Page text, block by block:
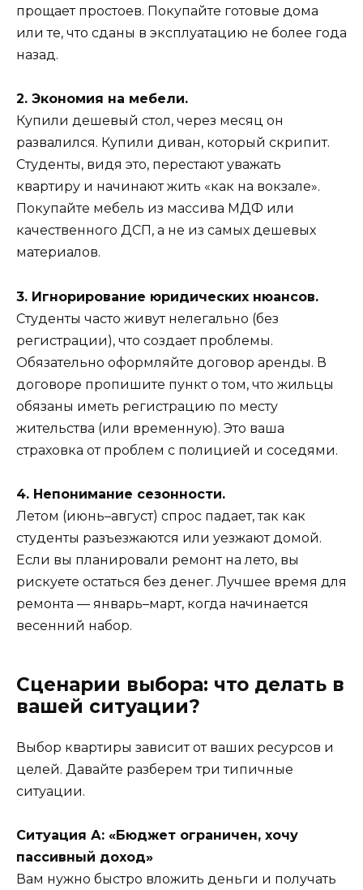
прощает простоев. Покупайте готовые дома
или те, что сданы в эксплуатацию не более года
назад.
2. Экономия на мебели.
Купили дешевый стол, через месяц он
развалился. Купили диван, который скрипит.
Студенты, видя это, перестают уважать
квартиру и начинают жить «как на вокзале».
Покупайте мебель из массива МДФ или
качественного ДСП, а не из самых дешевых
материалов.
3. Игнорирование юридических нюансов.
Студенты часто живут нелегально (без
регистрации), что создает проблемы.
Обязательно оформляйте договор аренды. В
договоре пропишите пункт о том, что жильцы
обязаны иметь регистрацию по месту
жительства (или временную). Это ваша
страховка от проблем с полицией и соседями.
4. Непонимание сезонности.
Летом (июнь–август) спрос падает, так как
студенты разъезжаются или уезжают домой.
Если вы планировали ремонт на лето, вы
рискуете остаться без денег. Лучшее время для
ремонта — январь–март, когда начинается
весенний набор.
Сценарии выбора: что делать в
вашей ситуации?
Выбор квартиры зависит от ваших ресурсов и
целей. Давайте разберем три типичные
ситуации.
Ситуация А: «Бюджет ограничен, хочу
пассивный доход»
Вам нужно быстро вложить деньги и получать